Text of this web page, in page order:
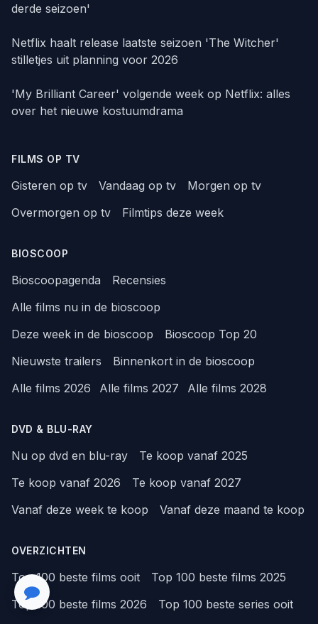
derde seizoen'
Netflix haalt release laatste seizoen 'The Witcher'
stilletjes uit planning voor 2026
'My Brilliant Career' volgende week op Netflix: alles
over het nieuwe kostuumdrama
FILMS OP TV
Gisteren op tv Vandaag op tv
Morgen op tv
Overmorgen op tv
Filmtips deze week
BIOSCOOP
Bioscoopagenda
Recensies
Alle films nu in de bioscoop
Deze week in de bioscoop
Bioscoop Top 20
Nieuwste trailers
Binnenkort in de bioscoop
Alle films 2026
Alle films 2027 Alle films 2028
DVD & BLU-RAY
Nu op dvd en blu-ray
Te koop vanaf 2025
Te koop vanaf 2026
Te koop vanaf 2027
Vanaf deze week te koop
Vanaf deze maand te koop
OVERZICHTEN
Top 100 beste films ooit
Top 100 beste films 2025
Top 100 beste films 2026
Top 100 beste series ooit